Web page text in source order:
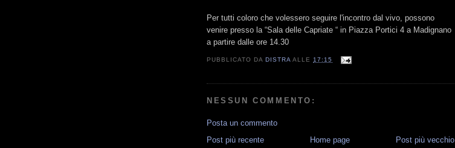
Per tutti coloro che volessero seguire l'incontro dal vivo, possono
venire presso la “Sala delle Capriate “ in Piazza Portici 4 a Madignano
a partire dalle ore 14.30
PUBBLICATO DA DISTRA ALLE17:15
NESSUN COMMENTO:
Posta un commento
Post più recente
Post più vecchio
Home page